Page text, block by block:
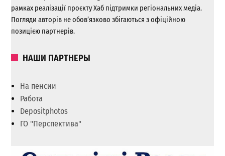
рамках реалізації проєкту Хаб підтримки регіональних медіа.
Погляди авторів не обов’язково збігаються з офіційною
позицією партнерів.
НАШИ ПАРТНЕРЫ
На пенсии
Работа
Depositphotos
ГО "Перспектива"